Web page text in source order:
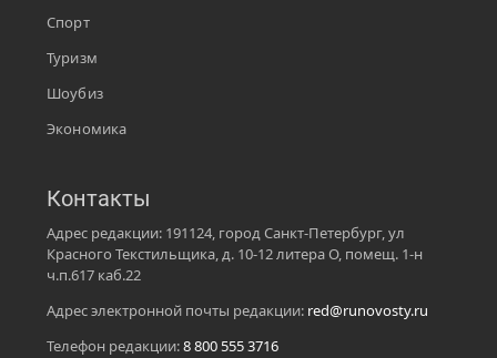
Спорт
Туризм
Шоубиз
Экономика
Контакты
Адрес редакции: 191124, город Санкт-Петербург, ул
Красного Текстильщика, д. 10-12 литера О, помещ. 1-н
ч.п.617 каб.22
Адрес электронной почты редакции: red@runovosty.ru
Телефон редакции:8 800 555 3716